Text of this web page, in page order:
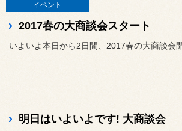
イベント
2017春の大商談会スタート
いよいよ本日から2日間、2017春の大商談会
明日はいよいよです! 大商談会